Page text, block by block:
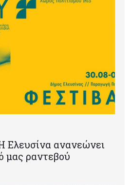
Ελευσίνα ανανεώνει
μας ραντεβού